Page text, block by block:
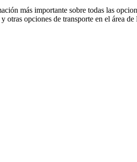
más importante sobre todas las
opciones de transporte en el área de